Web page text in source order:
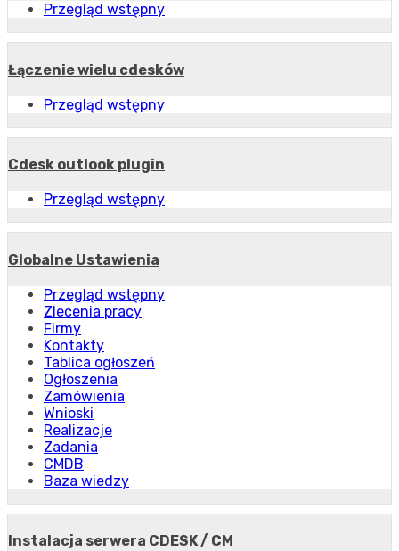
Przegląd wstępny
Łączenie wielu cdesków
Przegląd wstępny
Cdesk outlook plugin
Przegląd wstępny
Globalne Ustawienia
Przegląd wstępny
Zlecenia pracy
Firmy
Kontakty
Tablica ogłoszeń
Ogłoszenia
Zamówienia
Wnioski
Realizacje
Zadania
CMDB
Baza wiedzy
Instalacja serwera CDESK / CM